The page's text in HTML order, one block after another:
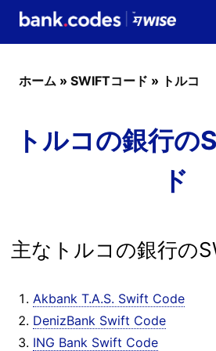
ホーム » SWIFTコード » トルコ
トルコの銀行の
ド
主なトルコの銀行の
Akbank T.A.S. Swift Code
DenizBank Swift Code
ING Bank Swift Code